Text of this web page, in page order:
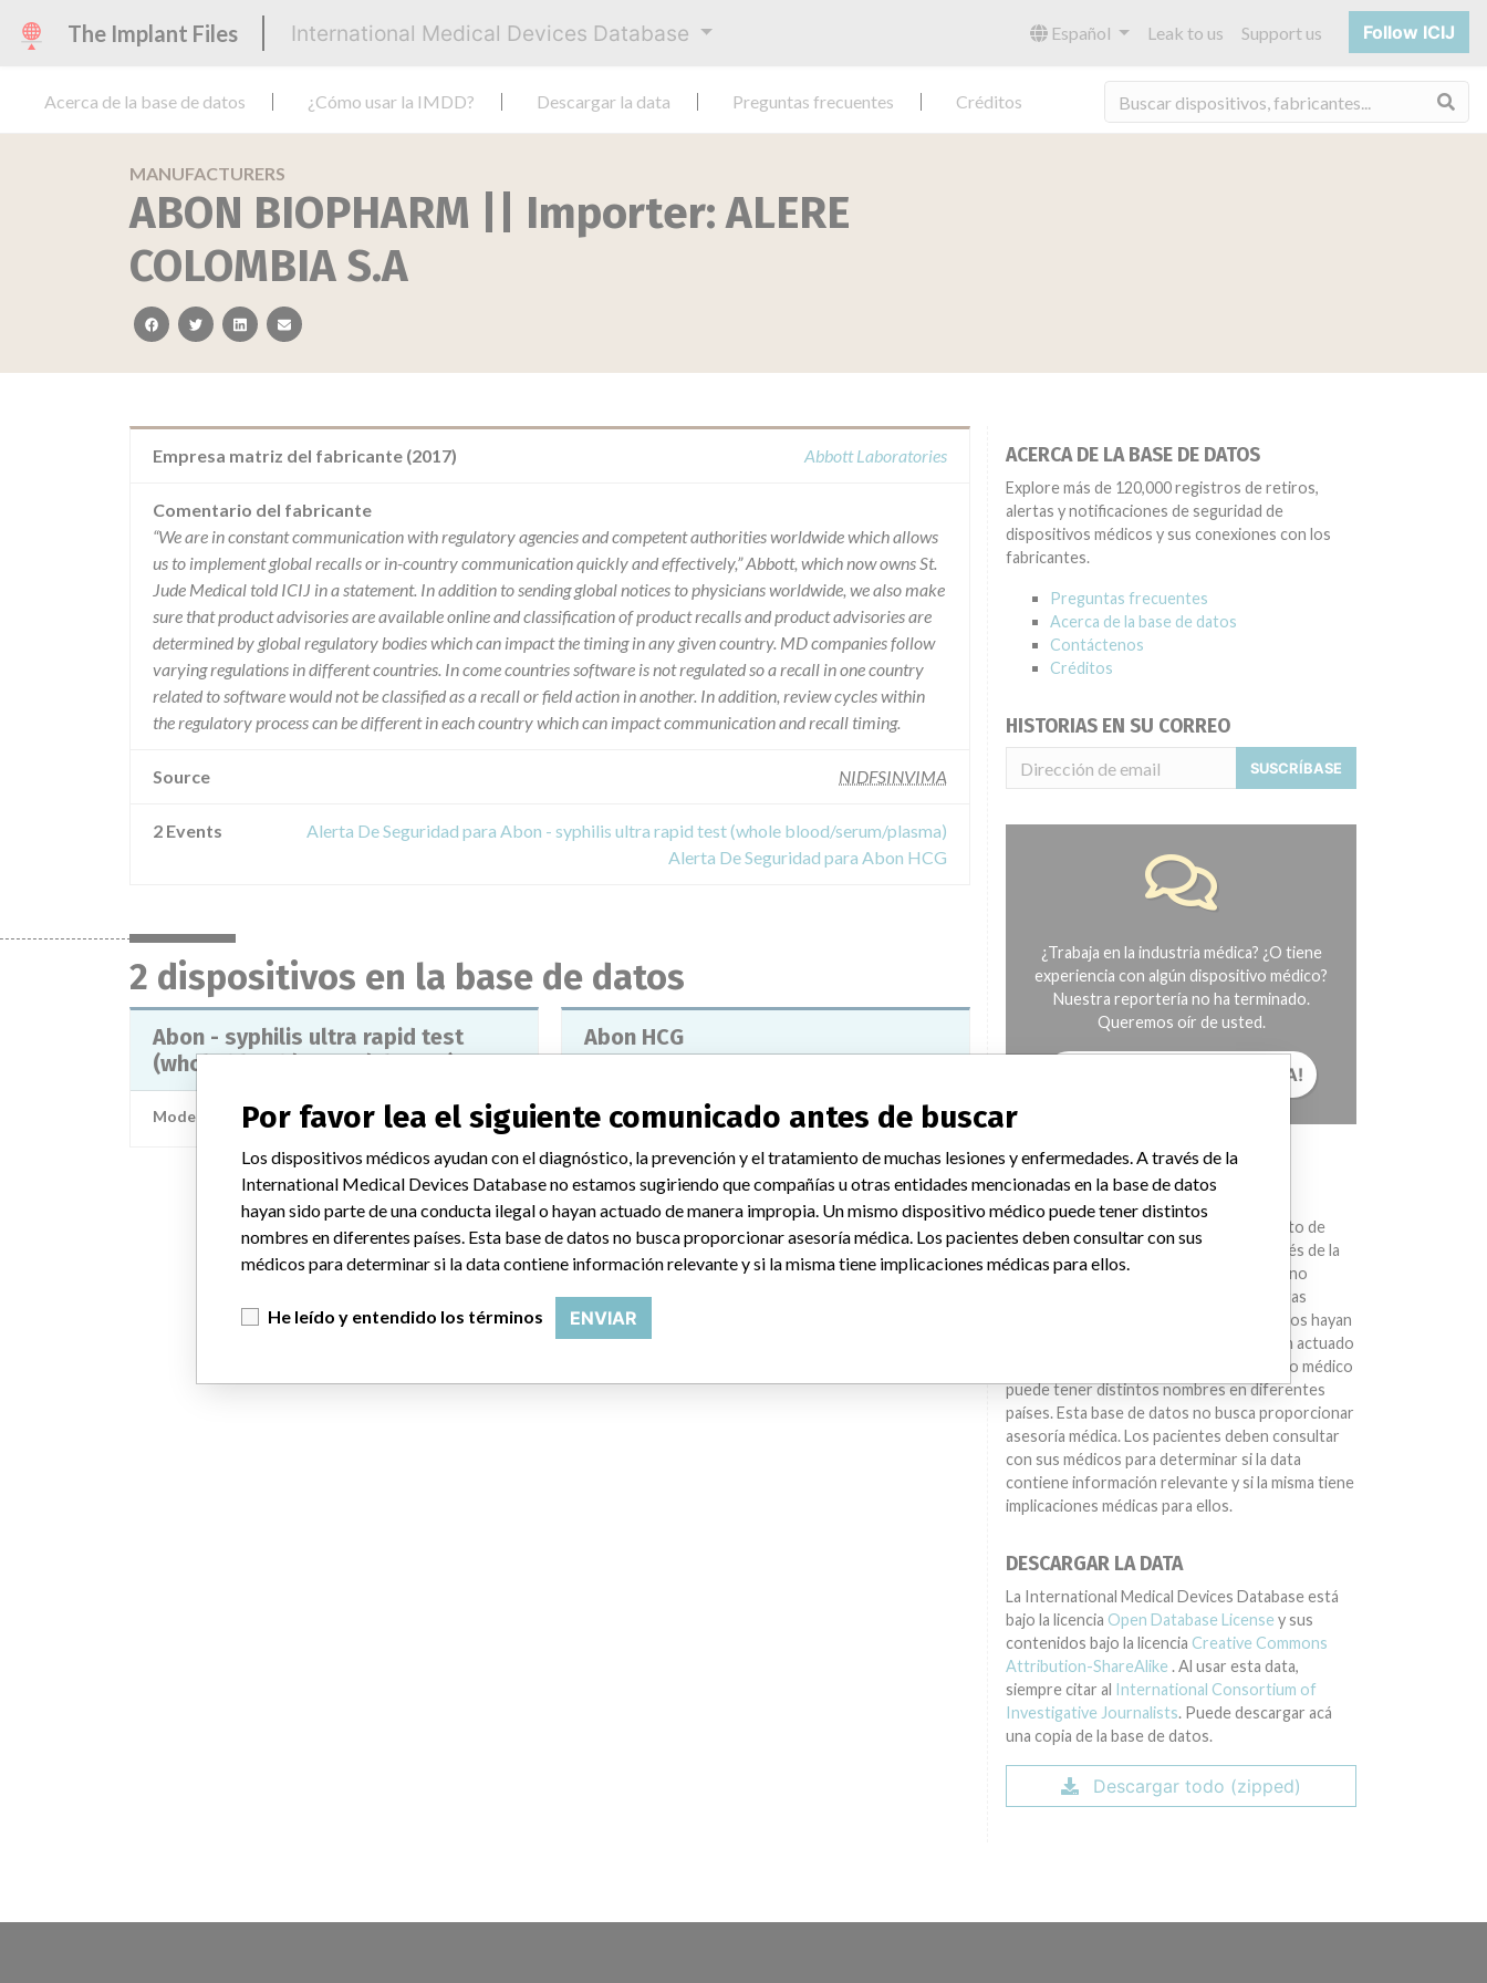
The Implant Files International Medical Devices Database Español Leak to us Support us Follow ICIJ
Acerca de la base de datos ¿Cómo usar la IMDD? Descargar la data Preguntas frecuentes Créditos
MANUFACTURERS
ABON BIOPHARM || Importer: ALERE
COLOMBIA S.A
facebooktwitterlinkedinemail
Empresa matriz del fabricante (2017) Abbott Laboratories
Comentario del fabricante
“We are in constant communication with regulatory agencies and competent authorities worldwide which allows
us to implement global recalls or in-country communication quickly and effectively,” Abbott, which now owns St.
Jude Medical told ICIJ in a statement. In addition to sending global notices to physicians worldwide, we also make
sure that product advisories are available online and classification of product recalls and product advisories are
determined by global regulatory bodies which can impact the timing in any given country. MD companies follow
varying regulations in different countries. In come countries software is not regulated so a recall in one country
related to software would not be classified as a recall or field action in another. In addition, review cycles within
the regulatory process can be different in each country which can impact communication and recall timing.
Source NIDFSINVIMA
2 Events
Alerta De Seguridad para Abon - syphilis ultra rapid test (whole blood/serum/plasma)
Alerta De Seguridad para Abon HCG
2 dispositivos en la base de datos
Abon - syphilis ultra rapid test
(whole blood/serum/plasma)
Modelo / Serial ISY-U411 Lot: SYP8010030
Abon HCG
ACERCA DE LA BASE DE DATOS
Explore más de 120,000 registros de retiros,
alertas y notificaciones de seguridad de
dispositivos médicos y sus conexiones con los
fabricantes.
Preguntas frecuentes
Acerca de la base de datos
Contáctenos
Créditos
HISTORIAS EN SU CORREO
SUSCRÍBASE
¿Trabaja en la industria médica? ¿O tiene
experiencia con algún dispositivo médico?
Nuestra reportería no ha terminado.
Queremos oír de usted.
¡CUÉNTANOS TU HISTORIA!
AVISO
Los dispositivos médicos ayudan con el
diagnóstico, la prevención y el tratamiento de
muchas lesiones y enfermedades. A través de la
International Medical Devices Database no
estamos sugiriendo que compañías u otras
entidades mencionadas en la base de datos hayan
sido parte de una conducta ilegal o hayan actuado
de manera impropia. Un mismo dispositivo médico
puede tener distintos nombres en diferentes
países. Esta base de datos no busca proporcionar
asesoría médica. Los pacientes deben consultar
con sus médicos para determinar si la data
contiene información relevante y si la misma tiene
implicaciones médicas para ellos.
DESCARGAR LA DATA
La International Medical Devices Database está
bajo la licencia Open Database License y sus
contenidos bajo la licencia Creative Commons
Attribution-ShareAlike . Al usar esta data,
siempre citar al International Consortium of
Investigative Journalists. Puede descargar acá
una copia de la base de datos.
Descargar todo (zipped)
Por favor lea el siguiente comunicado antes de buscar
Los dispositivos médicos ayudan con el diagnóstico, la prevención y el tratamiento de muchas lesiones y enfermedades. A través de la
International Medical Devices Database no estamos sugiriendo que compañías u otras entidades mencionadas en la base de datos
hayan sido parte de una conducta ilegal o hayan actuado de manera impropia. Un mismo dispositivo médico puede tener distintos
nombres en diferentes países. Esta base de datos no busca proporcionar asesoría médica. Los pacientes deben consultar con sus
médicos para determinar si la data contiene información relevante y si la misma tiene implicaciones médicas para ellos.
He leído y entendido los términos ENVIAR